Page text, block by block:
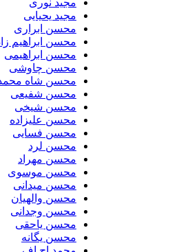
مجید نوری
مجید یحیایی
محسن ابراری
محسن ابراهیم زاده
محسن ابراهیمی
محسن چاوشی
محسن شاه محمدی
محسن شفیعی
محسن شیخی
محسن علیزاده
محسن فسایی
محسن لرد
محسن مهراد
محسن موسوی
محسن میدانی
محسن والهیان
محسن وجدانی
محسن یاحقی
محسن یگانه